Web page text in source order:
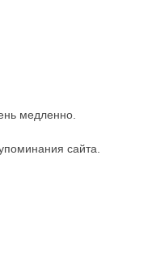
медленно.
сайта.